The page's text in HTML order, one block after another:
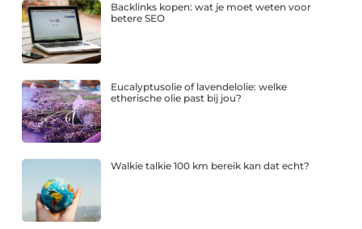
Backlinks kopen: wat je moet weten voor
betere SEO
Eucalyptusolie of lavendelolie: welke
etherische olie past bij jou?
Walkie talkie 100 km bereik kan dat echt?